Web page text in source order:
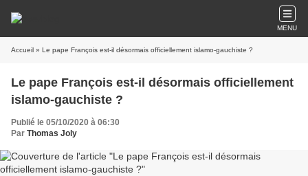
MENU
Accueil » Le pape François est-il désormais officiellement islamo-gauchiste ?
Le pape François est-il désormais officiellement
islamo-gauchiste ?
Publié le 05/10/2020 à 06:30
Par Thomas Joly